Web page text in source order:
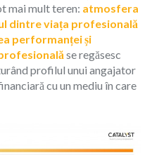
mai mult teren: atmosfera
dintre viața profesională
performanței și
se regăsesc
profilul unui angajator
cu un mediu în care